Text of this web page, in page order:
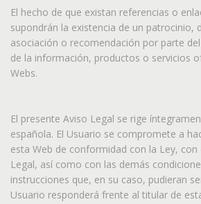
El hecho de que existan referencias o
supondrán la existencia de un patrocinio,
asociación o recomendación por parte
de la información, productos o servicios
Webs.
El presente Aviso Legal se rige
española. El Usuario se compromete a
esta Web de conformidad con la Ley, con
Legal, así como con las demás
instrucciones que, en su caso, pudieran
Usuario responderá frente al titular de